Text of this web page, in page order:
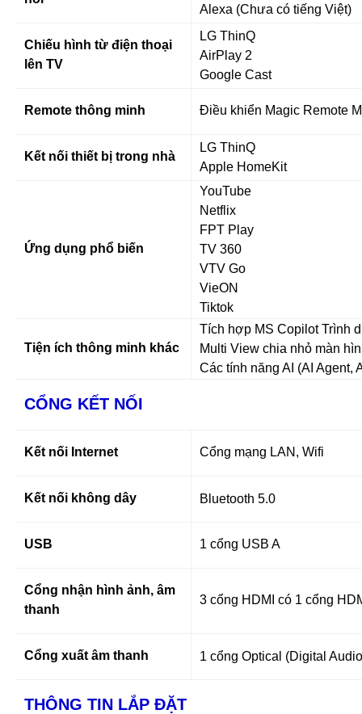
Alexa (Chưa có tiếng Việt)
Chiếu hình từ điện thoại
lên TV
LG ThinQ
AirPlay 2
Google Cast
Remote thông minh Điều khiển Magic Remote
Kết nối thiết bị trong nhà
LG ThinQ
Apple HomeKit
Ứng dụng phổ biến
YouTube
Netflix
FPT Play
TV 360
VTV Go
VieON
Tiktok
Tiện ích thông minh khác
Tích hợp MS Copilot Trình
Multi View chia nhỏ màn
Các tính năng AI (AI Agent,
CỔNG KẾT NỐI
Kết nối Internet Cổng mạng LAN, Wifi
Kết nối không dây Bluetooth 5.0
USB 1 cổng USB A
Cổng nhận hình ảnh, âm
thanh
3 cổng HDMI có 1 cổng
Cổng xuất âm thanh 1 cổng Optical (Digital
THÔNG TIN LẮP ĐẶT